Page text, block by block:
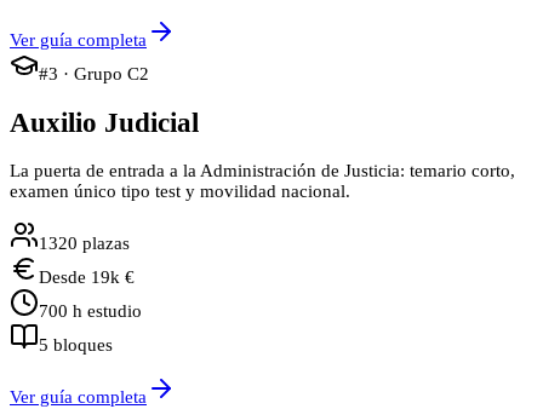
Ver guía completa
#3 · Grupo C2
Auxilio Judicial
La puerta de entrada a la Administración de Justicia: temario corto,
examen único tipo test y movilidad nacional.
1320 plazas
Desde 19k €
700 h estudio
5 bloques
Ver guía completa